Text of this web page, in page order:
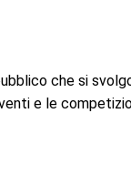
che si
e le